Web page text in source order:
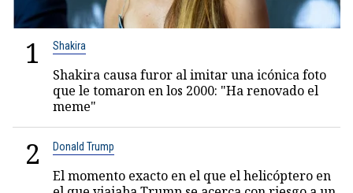
1 Shakira
Shakira causa furor al imitar una icónica foto
que le tomaron en los 2000: "Ha renovado el
meme"
2 Donald Trump
El momento exacto en el que el helicóptero en